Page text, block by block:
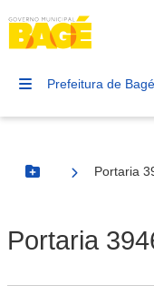
Prefeitura de Bagé
Botão Menu
Portaria
Portaria